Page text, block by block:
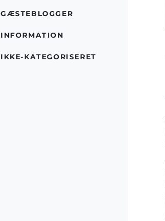
GÆSTEBLOGGER
INFORMATION
IKKE-KATEGORISERET